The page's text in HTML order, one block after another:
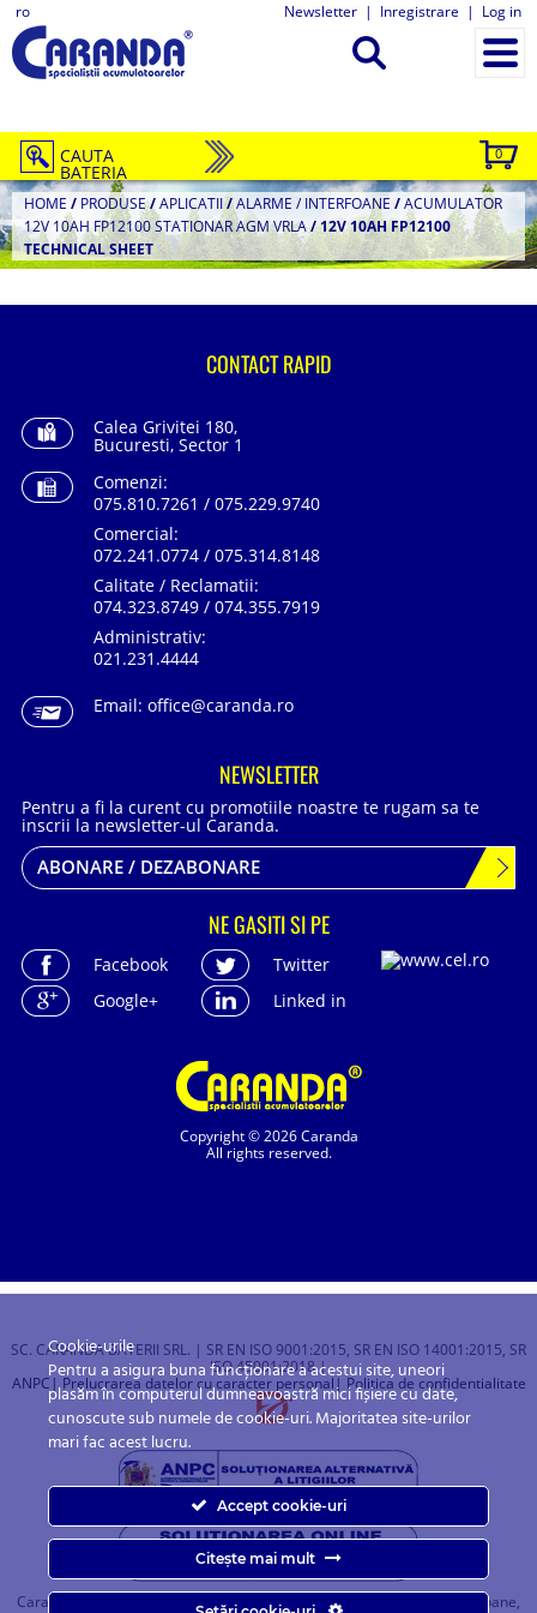
ro Newsletter | Inregistrare | Log in
0
CAUTA
BATERIA
HOME / PRODUSE/APLICATII/ALARME / INTERFOANE /ACUMULATOR
12V 10AH FP12100 STATIONAR AGM VRLA/12V 10AH FP12100
TECHNICAL SHEET
Copyright © 2026 Caranda
All rights reserved.
CONTACT RAPID
Calea Grivitei 180,
Bucuresti, Sector 1
Comenzi:
075.810.7261 / 075.229.9740
Comercial:
072.241.0774 / 075.314.8148
Calitate / Reclamatii:
074.323.8749 / 074.355.7919
Administrativ:
021.231.4444
Email: office@caranda.ro
NEWSLETTER
Pentru a fi la curent cu promotiile noastre te rugam sa te
inscrii la newsletter-ul Caranda.
ABONARE / DEZABONARE
NE GASITI SI PE
Facebook
Twitter
Google+
Linked in
SC. CARANDA BATERII SRL. | SR EN ISO 9001:2015, SR EN ISO 14001:2015, SR
ISO 45001:2018 |
ANPC | Prelucrarea datelor cu caracter personal| Politica de confidentialitate
Caranda.ro este un magazin online cu baterii pentru automobile, camioane,
Cookie-urile
Pentru a asigura buna funcționare a acestui site, uneori
plasăm în computerul dumneavoastră mici fișiere cu date,
cunoscute sub numele de cookie-uri. Majoritatea site-urilor
mari fac acest lucru.
Accept cookie-uri
Citește mai mult